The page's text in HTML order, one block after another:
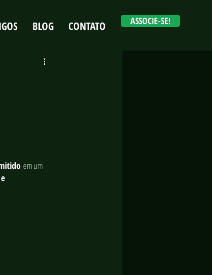
BLOG CONTATO ASSOCIE-SE!
em um